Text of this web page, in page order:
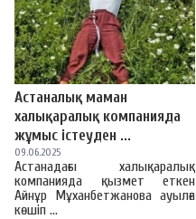
Астаналық маман
халықаралық компанияда
жұмыс істеуден ...
09.06.2025
Астанадағы халықаралық
компанияда қызмет еткен
Айнұр Мұханбетжанова ауылға
көшіп ...